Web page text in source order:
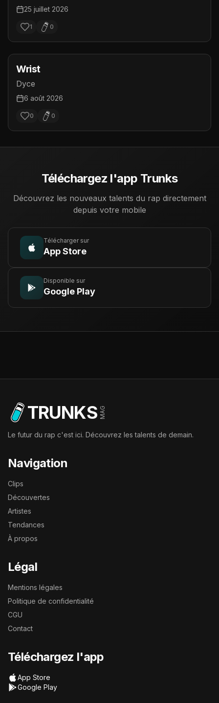
25 juillet 2026
1 0
Wrist
Dyce
6 août 2026
0 0
Téléchargez l'app Trunks
Découvrez les nouveaux talents du rap directement
depuis votre mobile
Télécharger sur
App Store
Disponible sur
Google Play
TRUNKS MAG
Le futur du rap c'est ici. Découvrez les talents de demain.
Navigation
Clips
Découvertes
Artistes
Tendances
À propos
Légal
Mentions légales
Politique de confidentialité
CGU
Contact
Téléchargez l'app
App Store
Google Play